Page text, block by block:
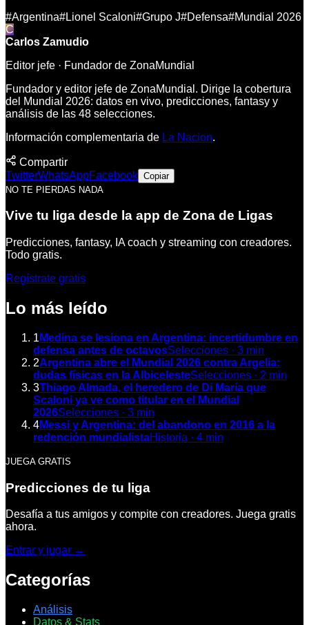
#Argentina#Lionel Scaloni#Grupo J#Defensa#Mundial 2026
C
Carlos Zamudio
Editor jefe · Fundador de ZonaMundial
Fundador y editor jefe de ZonaMundial. Dirige la cobertura
del Mundial 2026: datos en vivo, predicciones, fantasy y
análisis de las 48 selecciones.
Información complementaria de La Nacion.
Compartir
TwitterWhatsAppFacebook Copiar
NO TE PIERDAS NADA
Vive tu liga desde la app de Zona de Ligas
Predicciones, fantasy, IA coach y streaming con creadores.
Todo gratis.
Regístrate gratis
Lo más leído
1 Medina se lesiona en Argentina: incertidumbre en
defensa antes de octavosSelecciones · 3 min
2Argentina abre el Mundial 2026 contra Argelia:
dudas físicas en la AlbicelesteSelecciones · 2 min
3Thiago Almada, el heredero de Di María que
Scaloni ya ve como titular en el Mundial
2026Selecciones · 3 min
4Messi y Argentina: del abandono en 2016 a la
redención mundialistaHistoria · 4 min
JUEGA GRATIS
Predicciones de tu liga
Desafía a tus amigos y compite con creadores. Juega gratis
ahora.
Entrar y jugar →
Categorías
Análisis
Datos & Stats